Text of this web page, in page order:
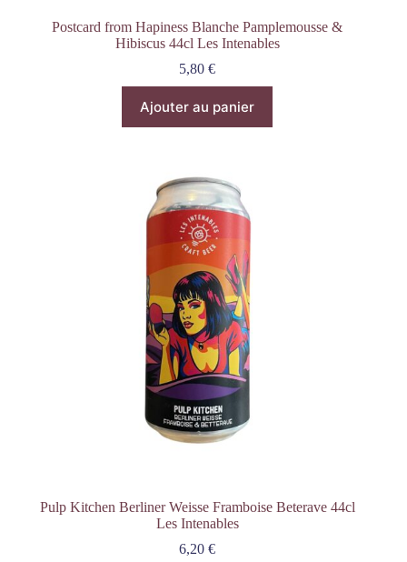
Postcard from Hapiness Blanche Pamplemousse &
Hibiscus 44cl Les Intenables
5,80€
Ajouter au panier
Pulp Kitchen Berliner Weisse Framboise Beterave 44cl
Les Intenables
6,20€